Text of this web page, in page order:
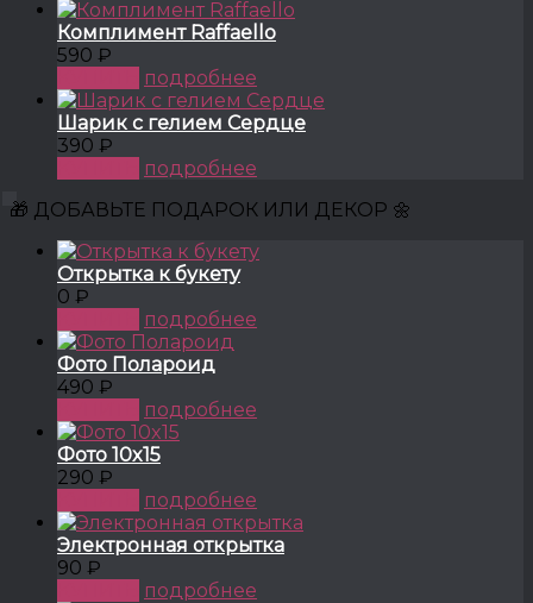
Комплимент Raffaello
590 ₽
подробнее
Шарик с гелием Сердце
390 ₽
подробнее
🎁 ДОБАВЬТЕ ПОДАРОК ИЛИ ДЕКОР 🌼
Открытка к букету
0 ₽
подробнее
Фото Полароид
490 ₽
подробнее
Фото 10x15
290 ₽
подробнее
Электронная открытка
90 ₽
подробнее